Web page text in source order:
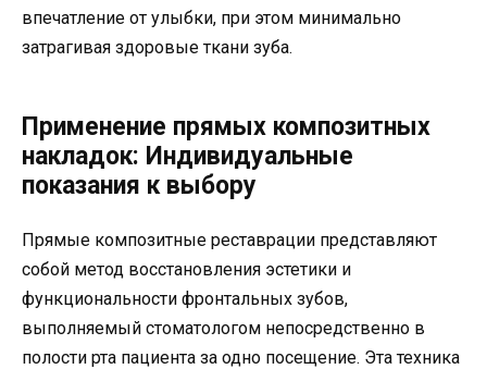
впечатление от улыбки, при этом минимально
затрагивая здоровые ткани зуба.
Применение прямых композитных
накладок: Индивидуальные
показания к выбору
Прямые композитные реставрации представляют
собой метод восстановления эстетики и
функциональности фронтальных зубов,
выполняемый стоматологом непосредственно в
полости рта пациента за одно посещение. Эта техника